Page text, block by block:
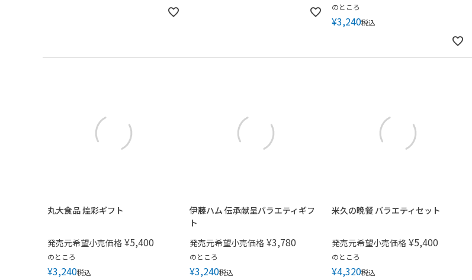
のところ
¥3,240税込
丸大食品 煌彩ギフト
発売元希望小売価格 ¥5,400
のところ
¥3,240税込
伊藤ハム 伝承献呈バラエティギフ
ト
発売元希望小売価格 ¥3,780
のところ
¥3,240税込
米久の晩餐 バラエティセット
発売元希望小売価格 ¥5,400
のところ
¥4,320税込